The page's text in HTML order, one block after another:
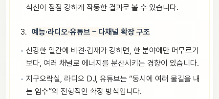
식신이 점점 강하게 작동한 결과로 볼 수 있습니다.
예능·라디오·유튜브 – 다채널 확장 구조
신강한 일간에 비견·겁재가 강하면, 한 분야에만 머무르기
보다, 여러 채널로 에너지를 분산시키는 경향이 있습니다.
지구오락실, 라디오 DJ, 유튜브는 “동시에 여러 물길을 내
는 임수”의 전형적인 확장 방식입니다.